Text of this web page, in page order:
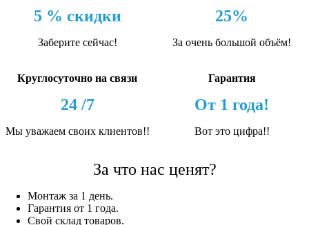
5 % скидки
Заберите сейчас!
25%
За очень большой объём!
Круглосуточно на связи
24 /7
Мы уважаем своих клиентов!!
Гарантия
От 1 года!
Вот это цифра!!
За что нас ценят?
Монтаж за 1 день.
Гарантия от 1 года.
Свой склад товаров.